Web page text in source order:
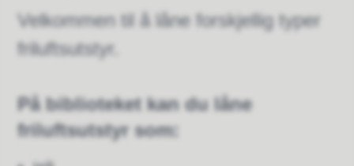
Velkommen til å låne forskjellig typer
friluftsutstyr.
På biblioteket kan du låne
friluftsutstyr som: